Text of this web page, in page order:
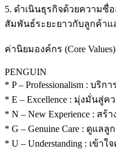
5. ดำเนินธุรกิจด้วยความซื่
สัมพันธ์ระยะยาวกับลูกค้า
ค่านิยมองค์กร (Core Values)
PENGUIN
* P – Professionalism : บริ
* E – Excellence : มุ่งมั่นสู่ค
* N – New Experience : ส
* G – Genuine Care : ดูแล
* U – Understanding : เข้า